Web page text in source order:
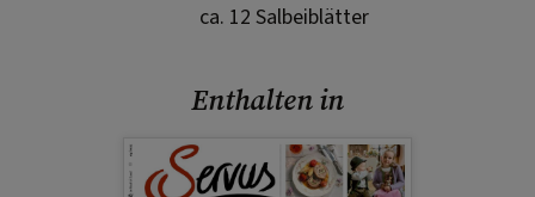
ca. 12 Salbeiblätter
Enthalten in